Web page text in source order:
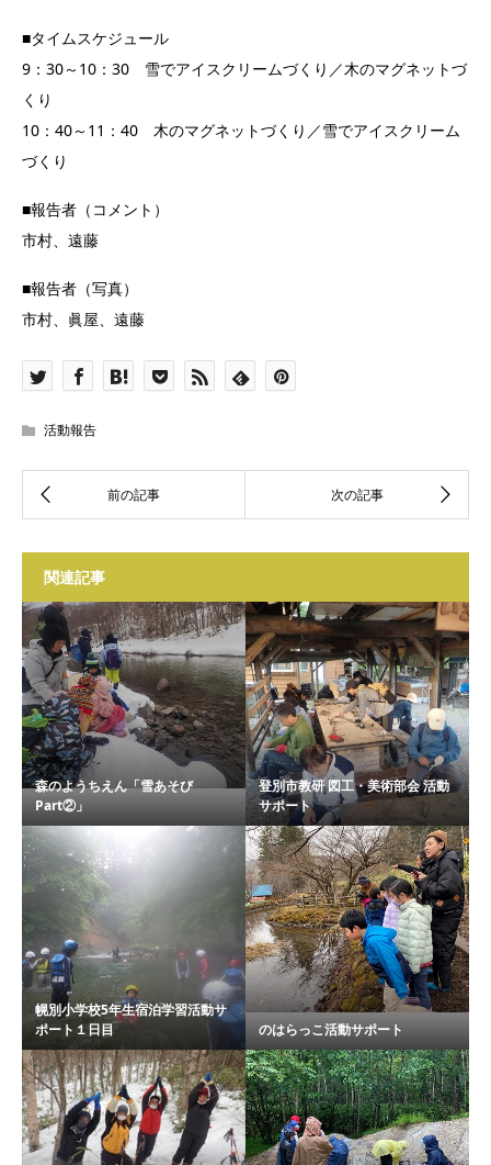
■タイムスケジュール
9：30～10：30 雪でアイスクリームづくり／木のマグネットづ
くり
10：40～11：40 木のマグネットづくり／雪でアイスクリーム
づくり
■報告者（コメント）
市村、遠藤
■報告者（写真）
市村、眞屋、遠藤
活動報告
関連記事
森のようちえん「雪あそび
Part②」
登別市教研 図工・美術部会 活動
サポート
幌別小学校5年生宿泊学習活動サ
ポート１日目
のはらっこ活動サポート